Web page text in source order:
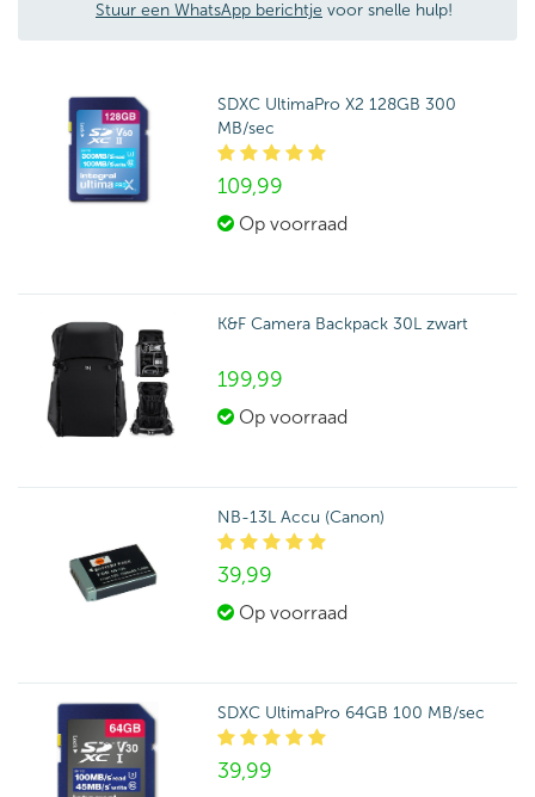
Stuur een WhatsApp berichtje voor snelle hulp!
SDXC UltimaPro X2 128GB 300
MB/sec
109,99
Op voorraad
K&F Camera Backpack 30L zwart
199,99
Op voorraad
NB-13L Accu (Canon)
39,99
Op voorraad
SDXC UltimaPro 64GB 100 MB/sec
39,99